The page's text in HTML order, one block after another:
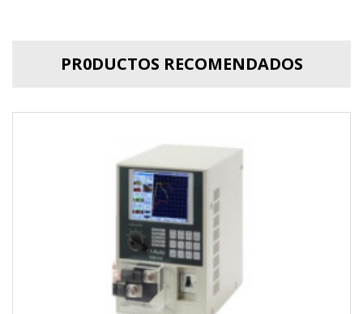
PR0DUCTOS RECOMENDADOS